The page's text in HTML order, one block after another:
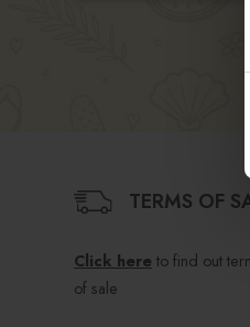
TERMS OF
Click here to find out
of sale